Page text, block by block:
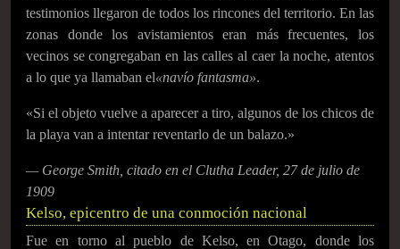
testimonios llegaron de todos los rincones del territorio. En las
zonas donde los avistamientos eran más frecuentes, los
vecinos se congregaban en las calles al caer la noche, atentos
a lo que ya llamaban el«navío fantasma».
«Si el objeto vuelve a aparecer a tiro, algunos de los chicos de
la playa van a intentar reventarlo de un balazo.»
— George Smith, citado en el Clutha Leader, 27 de julio de
1909
Kelso, epicentro de una conmoción nacional
Fue en torno al pueblo de Kelso, en Otago, donde los